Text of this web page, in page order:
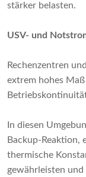
stärker belasten.
USV- und
Rechenzentren
extrem hohes
In diesen
Backup-Reaktion,
thermische
gewährleisten